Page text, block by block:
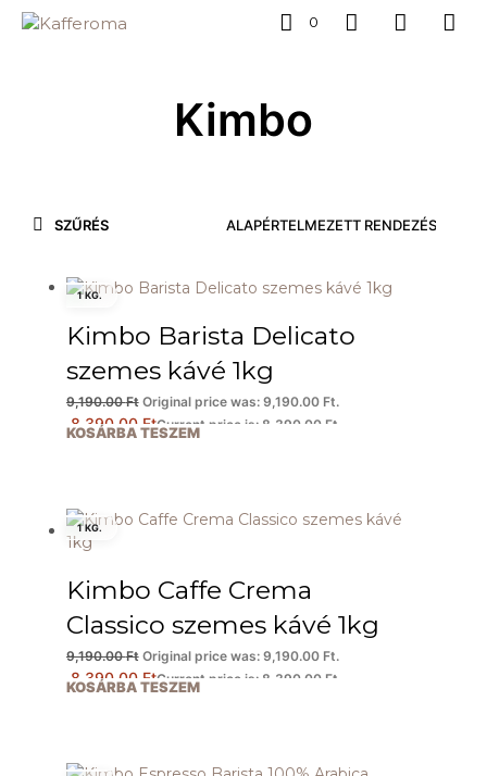
0
Kimbo
SZŰRÉS
1 KG.
Kimbo Barista Delicato
szemes kávé 1kg
9,190.00Ft Original price was: 9,190.00 Ft.
8,390.00FtCurrent price is: 8,390.00 Ft.
KOSÁRBA TESZEM
1 KG.
Kimbo Caffe Crema
Classico szemes kávé 1kg
9,190.00Ft Original price was: 9,190.00 Ft.
8,390.00FtCurrent price is: 8,390.00 Ft.
KOSÁRBA TESZEM